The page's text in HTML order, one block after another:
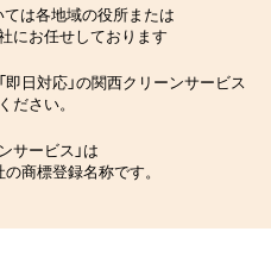
は各地域の役所または
にお任せしております
即日対応」の関西クリーンサービス
ださい。
サービス」は
商標登録名称です。